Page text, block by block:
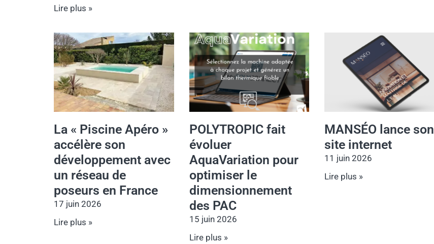
Lire plus »
La « Piscine Apéro »
accélère son
développement avec
un réseau de
poseurs en France
17 juin 2026
Lire plus »
POLYTROPIC fait
évoluer
AquaVariation pour
optimiser le
dimensionnement
des PAC
15 juin 2026
Lire plus »
MANSÉO lance son
site internet
11 juin 2026
Lire plus »